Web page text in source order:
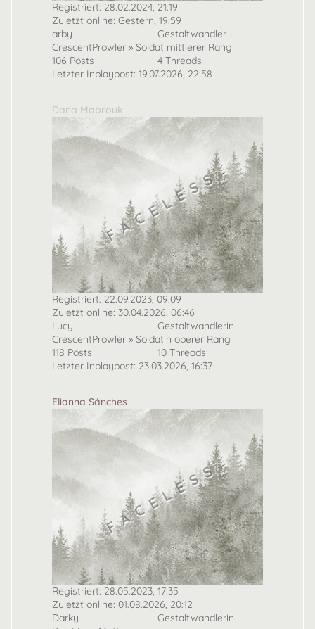
Registriert: 28.02.2024, 21:19
Zuletzt online: Gestern, 19:59
arby
Gestaltwandler
CrescentProwler » Soldat mittlerer Rang
106 Posts
4 Threads
Letzter Inplaypost: 19.07.2026, 22:58
Dana Mabrouk
Registriert: 22.09.2023, 09:09
Zuletzt online: 30.04.2026, 06:46
Lucy
Gestaltwandlerin
CrescentProwler » Soldatin oberer Rang
118 Posts
10 Threads
Letzter Inplaypost: 23.03.2026, 16:37
Elianna Sánches
Registriert: 28.05.2023, 17:35
Zuletzt online: 01.08.2026, 20:12
Darky
Gestaltwandlerin